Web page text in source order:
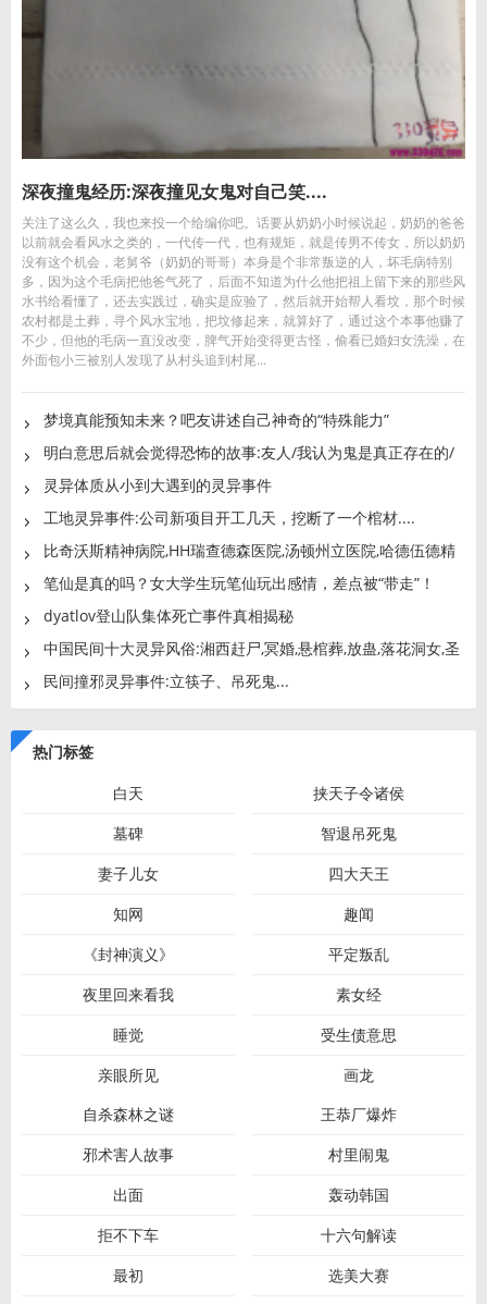
深夜撞鬼经历:深夜撞见女鬼对自己笑....
关注了这么久，我也来投一个给编你吧。话要从奶奶小时候说起，奶奶的爸爸
以前就会看风水之类的，一代传一代，也有规矩，就是传男不传女，所以奶奶
没有这个机会，老舅爷（奶奶的哥哥）本身是个非常叛逆的人，坏毛病特别
多，因为这个毛病把他爸气死了，后面不知道为什么他把祖上留下来的那些风
水书给看懂了，还去实践过，确实是应验了，然后就开始帮人看坟，那个时候
农村都是土葬，寻个风水宝地，把坟修起来，就算好了，通过这个本事他赚了
不少，但他的毛病一直没改变，脾气开始变得更古怪，偷看已婚妇女洗澡，在
外面包小三被别人发现了从村头追到村尾...
梦境真能预知未来？吧友讲述自己神奇的“特殊能力”
明白意思后就会觉得恐怖的故事:友人/我认为鬼是真正存在的/
探
灵异体质从小到大遇到的灵异事件
工地灵异事件:公司新项目开工几天，挖断了一个棺材....
比奇沃斯精神病院,HH瑞查德森医院,汤顿州立医院,哈德伍德精
神
笔仙是真的吗？女大学生玩笔仙玩出感情，差点被“带走”！
dyatlov登山队集体死亡事件真相揭秘
中国民间十大灵异风俗:湘西赶尸,冥婚,悬棺葬,放蛊,落花洞女,圣
民间撞邪灵异事件:立筷子、吊死鬼...
热门标签
白天
挟天子令诸侯
墓碑
智退吊死鬼
妻子儿女
四大天王
知网
趣闻
《封神演义》
平定叛乱
夜里回来看我
素女经
睡觉
受生债意思
亲眼所见
画龙
自杀森林之谜
王恭厂爆炸
邪术害人故事
村里闹鬼
出面
轰动韩国
拒不下车
十六句解读
最初
选美大赛